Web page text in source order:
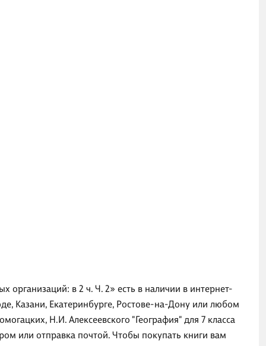
организаций: в 2 ч. Ч. 2» есть в наличии в интернет-
Казани, Екатеринбурге, Ростове-на-Дону или любом
Н.И. Алексеевского "География" для 7 класса
или отправка почтой. Чтобы покупать книги вам